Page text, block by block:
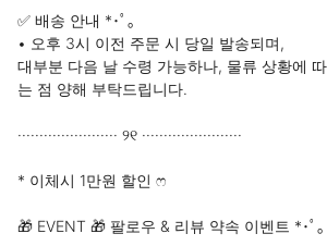
✅ 배송 안내 *･ﾟ｡
• 오후 3시 이전 주문 시 당일 발송되며,
대부분 다음 날 수령 가능하나, 물류 상황에
는 점 양해 부탁드립니다.
······················· ୨୧ ·······················
* 이체시 1만원 할인 ෆ
🎁 EVENT 🎁 팔로우 & 리뷰 약속 이벤트 *･ﾟ｡